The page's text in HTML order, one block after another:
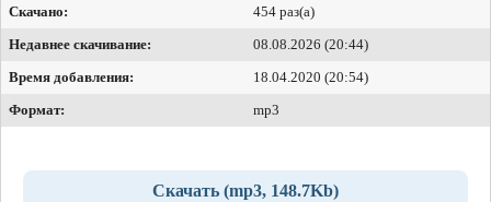
Скачано:
454 раз(а)
Недавнее скачивание:
08.08.2026 (20:44)
Время добавления:
18.04.2020 (20:54)
Формат:
mp3
Скачать (mp3, 148.7Kb)